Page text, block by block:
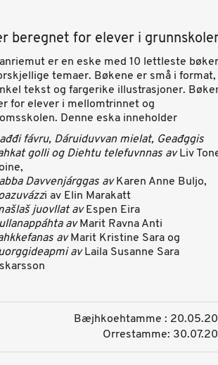
beregnet for elever i
er en eske med 10 lettleste
temaer. Bøkene er små i format,
tekst og fargerike illustrasjoner.
for elever i mellomtrinnet og
Denne eska inneholder
fávru, Dáruiduvvan mielat, Geađggis
golli og Diehtu telefuvnnas avLiv
Davvenjárggas avKaren Anne Buljo,
i av Elin Marakatt
juovllat avEspen Eira
avMarit Ravna Anti
avMarit Kristine Sara og
avLaila Susanne Sara
Bæjhkoehtamme :
Orrestamme: